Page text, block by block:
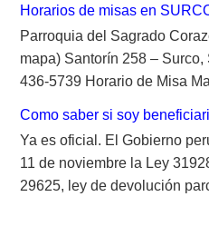
Horarios de misas en
Parroquia del Sagrado
mapa) Santorín 258 – Surco,
436-5739 Horario de Misa
Como saber si soy
Ya es oficial. El Gobierno
11 de noviembre la Ley
29625, ley de devolución